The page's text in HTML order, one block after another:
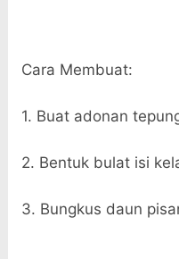
Cara Membuat:
1. Buat adonan
2. Bentuk bulat isi
3. Bungkus daun